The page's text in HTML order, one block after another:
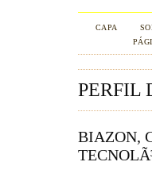
CAPA
PERFIL
BIAZON,